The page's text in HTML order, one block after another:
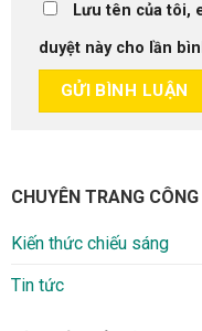
Lưu tên của tôi,
duyệt này cho lần
CHUYÊN TRANG CÔNG
Kiến thức chiếu sáng
Tin tức